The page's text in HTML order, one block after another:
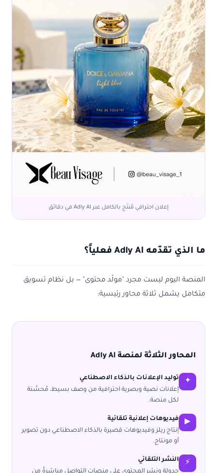
إعلان احترافي مُنتَج بالكامل عبر Adly AI في دقائق
ما الذي تقدّمه Adly AI فعلياً؟
المنصة اليوم ليست مجرد "مولّد محتوى" — بل نظام تسويق
متكامل يشمل ثلاثة محاور رئيسية:
المحاور الثلاثة لمنصة Adly AI
✦
توليد الإعلانات بالذكاء الاصطناعي
إعلانات نصية وبصرية احترافية من وصف بسيط، مُحسَّنة
لكل منصة.
▶
فيديوهات إعلانية تلقائية
إنتاج ريلز وفيديوهات قصيرة بالذكاء الاصطناعي دون تصوير
أو مونتاج.
⚡
النشر التلقائي
جدولة ونشر المحتوى على منصات التواصل مباشرةً من